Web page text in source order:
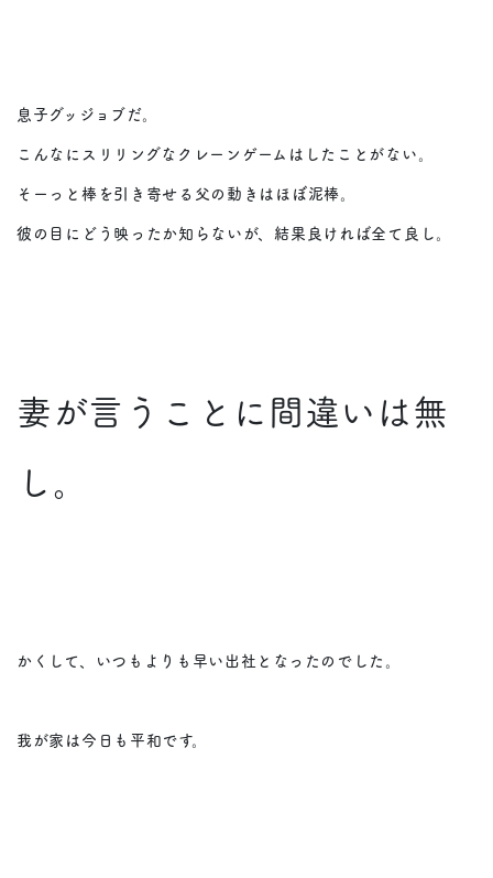
息子グッジョブだ。
こんなにスリリングなクレーンゲームはしたことがない。
そーっと棒を引き寄せる父の動きはほぼ泥棒。
彼の目にどう映ったか知らないが、結果良ければ全て良し。
妻が言うことに間違いは無
し。
かくして、いつもよりも早い出社となったのでした。
我が家は今日も平和です。